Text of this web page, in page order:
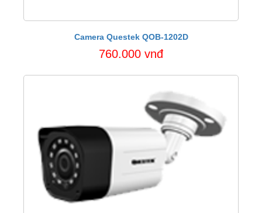
Camera Questek QOB-1202D
760.000 vnđ